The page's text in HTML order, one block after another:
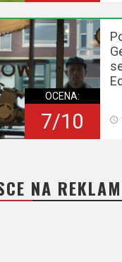
OCENA:
7/10
NA